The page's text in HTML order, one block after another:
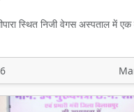
स्थित निजी वेगस अस्पताल में